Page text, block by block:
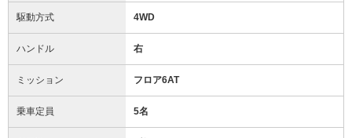
駆動方式 4WD
ハンドル 右
ミッション フロア6AT
乗車定員 5名